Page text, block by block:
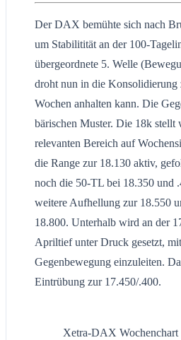
Der DAX bemühte sich nach
um Stabilitität an der 100-
übergeordnete 5. Welle
droht nun in die Konsolidierung
Wochen anhalten kann. Die
bärischen Muster. Die 18k stellt
relevanten Bereich auf
die Range zur 18.130 aktiv,
noch die 50-TL bei 18.350 und
weitere Aufhellung zur 18.550
18.800. Unterhalb wird an der
Apriltief unter Druck gesetzt,
Gegenbewegung einzuleiten.
Eintrübung zur 17.450/.400.
Xetra-DAX Wochenchart